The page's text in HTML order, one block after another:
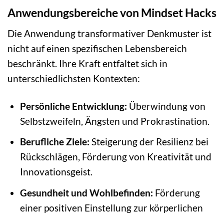
Anwendungsbereiche von Mindset Hacks
Die Anwendung transformativer Denkmuster ist
nicht auf einen spezifischen Lebensbereich
beschränkt. Ihre Kraft entfaltet sich in
unterschiedlichsten Kontexten:
Persönliche Entwicklung: Überwindung von
Selbstzweifeln, Ängsten und Prokrastination.
Berufliche Ziele: Steigerung der Resilienz bei
Rückschlägen, Förderung von Kreativität und
Innovationsgeist.
Gesundheit und Wohlbefinden: Förderung
einer positiven Einstellung zur körperlichen